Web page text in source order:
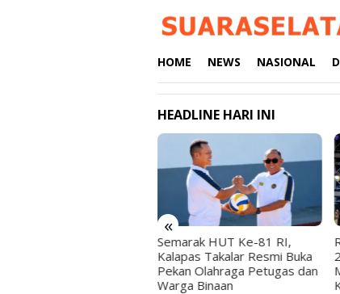
HOME NEWS NASIONAL
HEADLINE HARI INI
«
Semarak HUT Ke-81 RI,
Kalapas Takalar Resmi Buka
Pekan Olahraga Petugas dan
Warga Binaan